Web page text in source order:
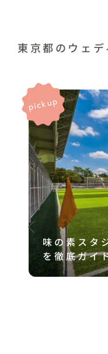
東京都のウェ
味の素スタ
を徹底ガイ